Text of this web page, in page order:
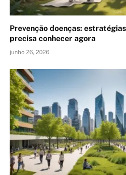
Prevenção doenças:
precisa conhecer agora
junho 26, 2026